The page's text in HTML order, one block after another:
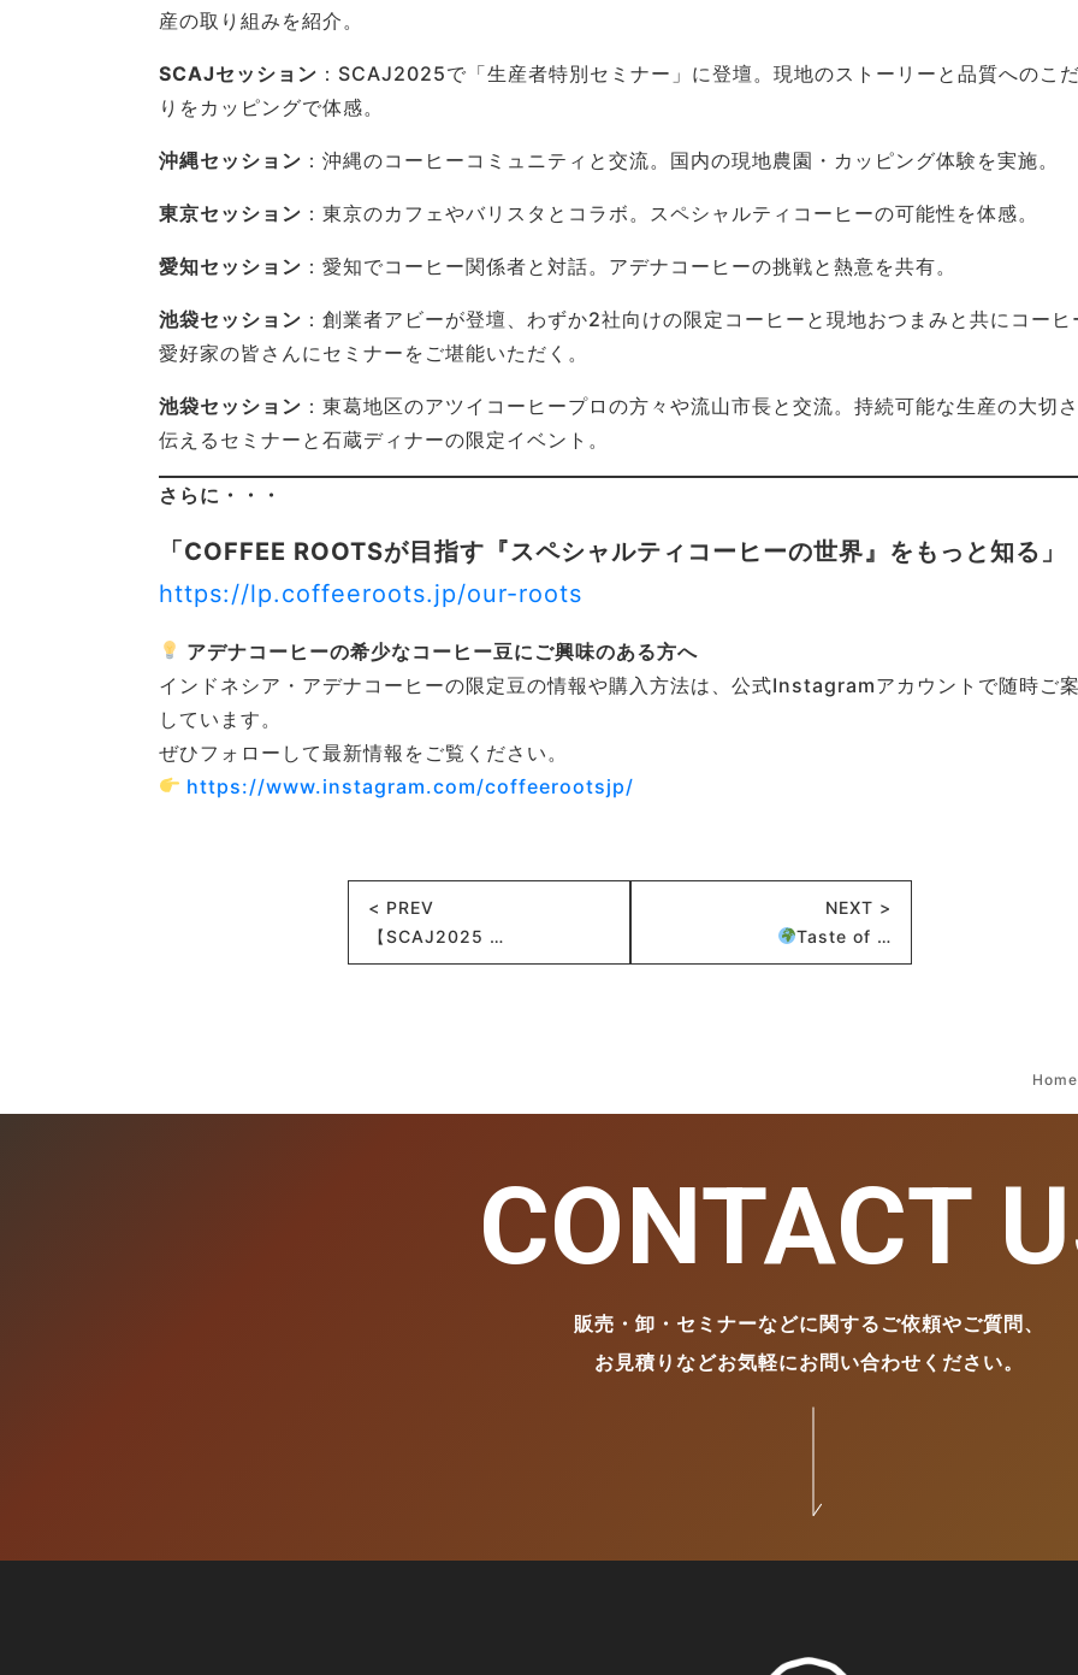
産の取り組みを紹介。
SCAJセッション ：SCAJ2025で「生産者特別セミナー」に登壇。現地のストーリーと品質へのこ
りをカッピングで体感。
沖縄セッション ：沖縄のコーヒーコミュニティと交流。国内の現地農園・カッピング体験を実施。
東京セッション ：東京のカフェやバリスタとコラボ。スペシャルティコーヒーの可能性を体感。
愛知セッション ：愛知でコーヒー関係者と対話。アデナコーヒーの挑戦と熱意を共有。
池袋セッション ：創業者アビーが登壇、わずか2社向けの限定コーヒーと現地おつまみと共にコーヒ
愛好家の皆さんにセミナーをご堪能いただく。
池袋セッション ：東葛地区のアツイコーヒープロの方々や流山市長と交流。持続可能な生産の大切
伝えるセミナーと石蔵ディナーの限定イベント。
さらに・・・
「COFFEE ROOTSが目指す『スペシャルティコーヒーの世界』をもっと知る」
https://lp.coffeeroots.jp/our-roots
アデナコーヒーの希少なコーヒー豆にご興味のある方へ
インドネシア・アデナコーヒーの限定豆の情報や購入方法は、公式Instagramアカウントで随時ご
しています。
ぜひフォローして最新情報をご覧ください。
https://www.instagram.com/coffeerootsjp/
< PREV
【SCAJ2025 …
NEXT >
Taste of …
Home
CONTACT
販売・卸・セミナーなどに関するご依頼やご質問、
お見積りなどお気軽にお問い合わせください。